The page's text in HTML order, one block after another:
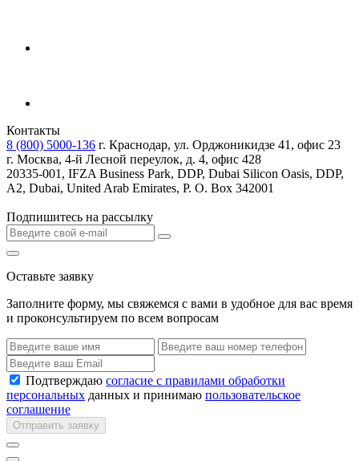
Контакты
8 (800) 5000-136 г. Краснодар, ул. Орджоникидзе 41, офис 23
г. Москва, 4-й Лесной переулок, д. 4, офис 428
20335-001, IFZA Business Park, DDP, Dubai Silicon Oasis, DDP,
A2, Dubai, United Arab Emirates, P. O. Box 342001
Подпишитесь на рассылку
Оставьте заявку
Заполните форму, мы свяжемся с вами в удобное для вас время
и проконсультируем по всем вопросам
Подтверждаю согласие с правилами обработки
персональных данных и принимаю пользовательское
соглашение
Отправить заявку